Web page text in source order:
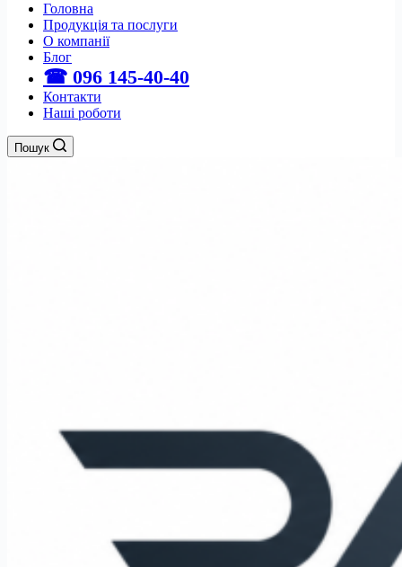
Головна
Продукція та послуги
О компанії
Блог
☎ 096 145-40-40
Контакти
Наші роботи
Пошук